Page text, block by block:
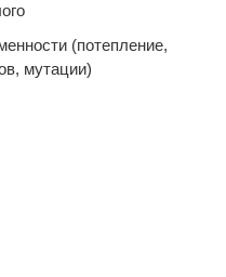
(потепление,
мутации)